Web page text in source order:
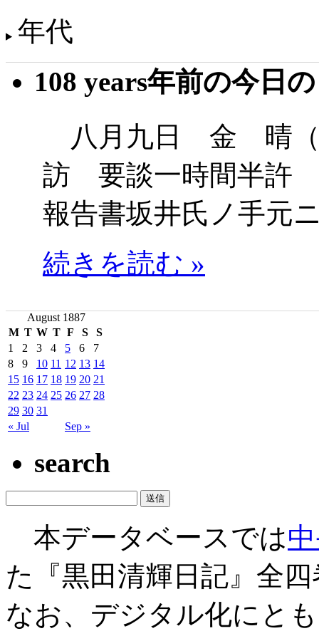
年代
108 years年前の今日
八月九日 金 晴（
訪 要談一時間半許
報告書坂井氏ノ手元
続きを読む »
August 1887
M T W T F S S
« Jul Sep »
1 2 3 4 5 6
7
8
9 10 11 12 13 14
15 16 17 18 19 20 21
22 23 24 25 26 27 28
29 30 31
search
本データベースでは
た『黒田清輝日記』全
なお、デジタル化にと